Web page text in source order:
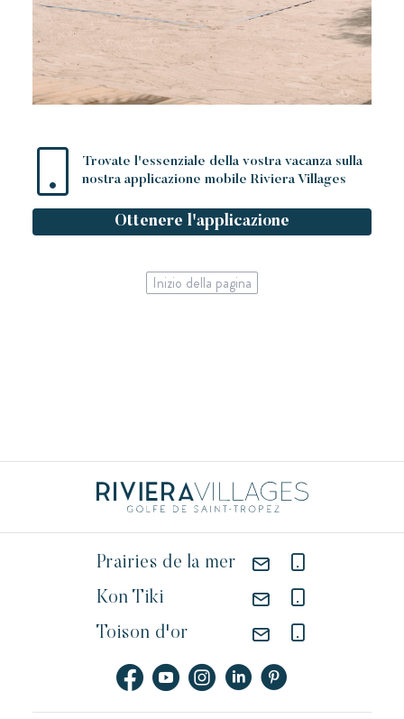
Trovate l'essenziale della vostra vacanza sulla
nostra applicazione mobile Riviera Villages
Ottenere l'applicazione
Inizio della pagina
Prairies de la mer
Kon Tiki
Toison d'or